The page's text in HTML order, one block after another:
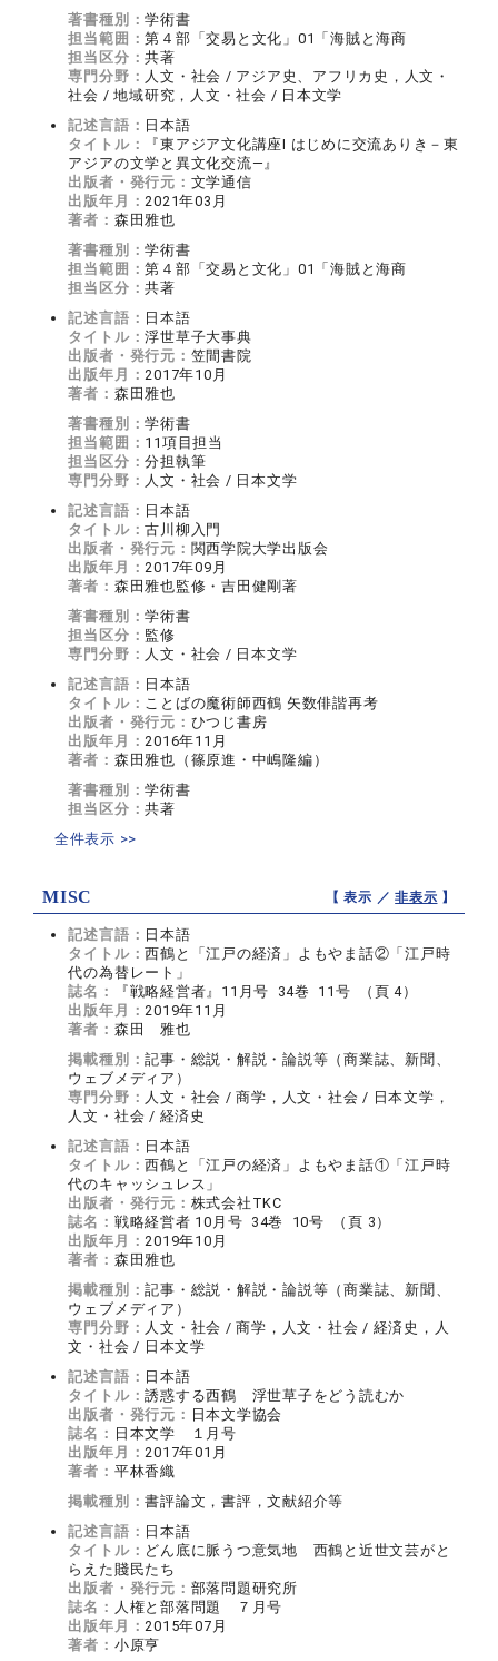
著書種別：学術書
担当範囲：第４部「交易と文化」01「海賊と海商
担当区分：共著
専門分野： 人文・社会 / アジア史、アフリカ史，人文・
社会 / 地域研究，人文・社会 / 日本文学
記述言語： 日本語
タイトル：
『東アジア文化講座Ⅰ はじめに交流ありき－東
アジアの文学と異文化交流―』
出版者・発行元： 文学通信
出版年月：2021年03月
著者： 森田雅也
著書種別：学術書
担当範囲：第４部「交易と文化」01「海賊と海商
担当区分：共著
記述言語： 日本語
タイトル：浮世草子大事典
出版者・発行元： 笠間書院
出版年月：2017年10月
著者： 森田雅也
著書種別：学術書
担当範囲： 11項目担当
担当区分：分担執筆
専門分野： 人文・社会 / 日本文学
記述言語： 日本語
タイトル：古川柳入門
出版者・発行元： 関西学院大学出版会
出版年月：2017年09月
著者： 森田雅也監修・吉田健剛著
著書種別：学術書
担当区分： 監修
専門分野： 人文・社会 / 日本文学
記述言語： 日本語
タイトル： ことばの魔術師西鶴 矢数俳諧再考
出版者・発行元： ひつじ書房
出版年月：2016年11月
著者： 森田雅也（篠原進・中嶋隆編）
著書種別：学術書
担当区分：共著
全件表示 >>
MISC 【 表示 ／非表示 】
記述言語： 日本語
タイトル：西鶴と「江戸の経済」よもやま話②「江戸時
代の為替レート」
誌名：
『戦略経営者』11月号 34巻 11号 （頁 4）
出版年月：2019年11月
著者： 森田 雅也
掲載種別：記事・総説・解説・論説等（商業誌、新聞、
ウェブメディア）
専門分野： 人文・社会 / 商学，人文・社会 / 日本文学，
人文・社会 / 経済史
記述言語： 日本語
タイトル：西鶴と「江戸の経済」よもやま話①「江戸時
代のキャッシュレス」
出版者・発行元： 株式会社TKC
誌名： 戦略経営者 10月号 34巻 10号 （頁 3）
出版年月：2019年10月
著者： 森田雅也
掲載種別：記事・総説・解説・論説等（商業誌、新聞、
ウェブメディア）
専門分野： 人文・社会 / 商学，人文・社会 / 経済史，人
文・社会 / 日本文学
記述言語： 日本語
タイトル：誘惑する西鶴 浮世草子をどう読むか
出版者・発行元： 日本文学協会
誌名： 日本文学 １月号
出版年月：2017年01月
著者： 平林香織
掲載種別：書評論文，書評，文献紹介等
記述言語： 日本語
タイトル： どん底に脈うつ意気地 西鶴と近世文芸がと
らえた賤民たち
出版者・発行元： 部落問題研究所
誌名： 人権と部落問題 ７月号
出版年月：2015年07月
著者： 小原亨